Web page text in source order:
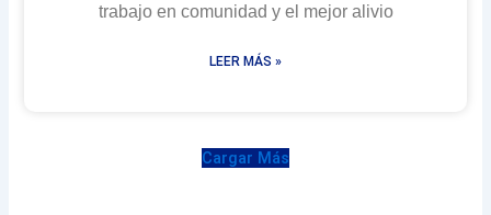
trabajo en comunidad y el mejor alivio
LEER MÁS »
Cargar Más